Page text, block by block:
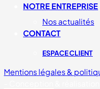
NOTRE ENTREPRISE
Nos actualités
CONTACT
ESPACE CLIENT
Mentions légales &